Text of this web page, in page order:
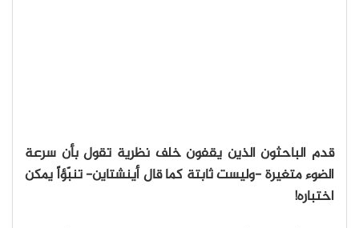
قدم الباحثون الذين يقفون خلف نظرية تقول بأن سرعة
الضوء متغيرة -وليست ثابتة كما قال أينشتاين- تنبّؤاً يمكن
اختباره!